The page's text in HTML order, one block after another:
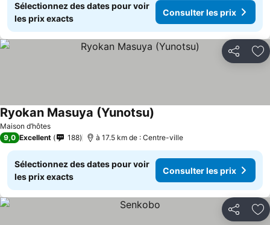
Sélectionnez des dates pour voir
les prix exacts
Consulter les prix
Partager
Maison d’hôtes
Ryokan Masuya (Yunotsu)
9,0 Excellent 188 à 17.5 km de : Centre-ville
Sélectionnez des dates pour voir
les prix exacts
Consulter les prix
Partager